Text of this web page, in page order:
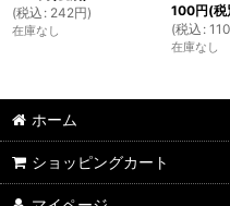
(税込 : 242円)
在庫なし
100円(税
(税込 : 110
在庫なし
ホーム
ショッピングカート